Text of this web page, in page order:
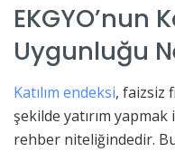
EKGYO’nun
Uygunluğu
Katılım endeksi, faizsiz
şekilde yatırım
rehber niteliğindedir.